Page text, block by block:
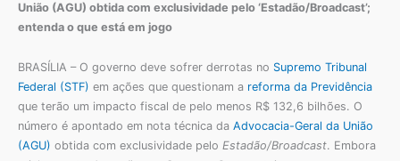
União (AGU) obtida com exclusividade pelo ‘Estadão/Broadcast’;
entenda o que está em jogo
BRASÍLIA – O governo deve sofrer derrotas no Supremo Tribunal
Federal (STF) em ações que questionam a reforma da Previdência
que terão um impacto fiscal de pelo menos R$ 132,6 bilhões. O
número é apontado em nota técnica da Advocacia-Geral da União
(AGU) obtida com exclusividade pelo Estadão/Broadcast. Embora